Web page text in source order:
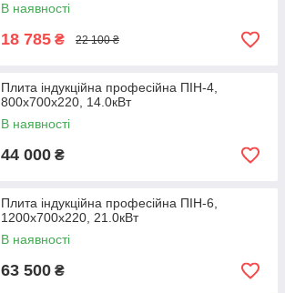
В наявності
18 785 ₴ 22 100 ₴
Плита індукційна професійна ПІН-4,
800х700х220, 14.0кВт
В наявності
44 000 ₴
Плита індукційна професійна ПІН-6,
1200х700х220, 21.0кВт
В наявності
63 500 ₴